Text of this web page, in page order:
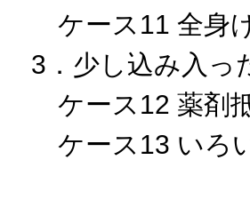
ケース11 全身
3．少し込み入
ケース12 薬剤
ケース13 いろ